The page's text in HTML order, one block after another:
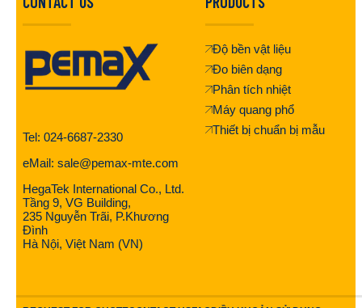
Tel: 024-6687-2330
eMail: sale@pemax-mte.com
HegaTek International Co., Ltd.
Tầng 9, VG Building,
235 Nguyễn Trãi, P.Khương
Đình
Hà Nội, Việt Nam (VN)
Độ bền vật liệu
Đo biên dạng
Phân tích nhiệt
Máy quang phổ
Thiết bị chuẩn bị mẫu